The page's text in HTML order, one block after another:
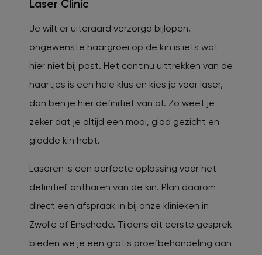
Laser Clinic
Je wilt er uiteraard verzorgd bijlopen,
ongewenste haargroei op de kin is iets wat
hier niet bij past. Het continu uittrekken van de
haartjes is een hele klus en kies je voor laser,
dan ben je hier definitief van af. Zo weet je
zeker dat je altijd een mooi, glad gezicht en
gladde kin hebt.
Laseren is een perfecte oplossing voor het
definitief ontharen van de kin. Plan daarom
direct een afspraak in bij onze klinieken in
Zwolle of Enschede. Tijdens dit eerste gesprek
bieden we je een gratis proefbehandeling aan